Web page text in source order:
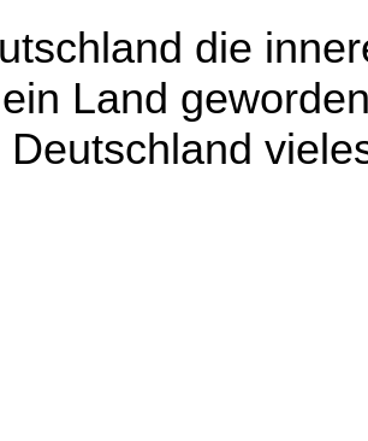
die
Land